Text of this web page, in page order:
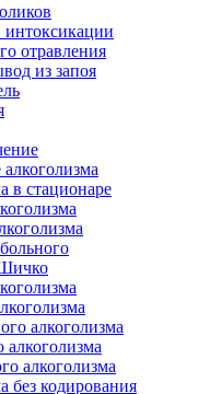
интоксикации
отравления
из запоя
в стационаре
алкоголизма
алкоголизма
алкоголизма
без кодирования